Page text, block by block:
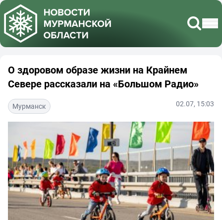
О здоровом образе жизни на Крайнем
Севере рассказали на «Большом Радио»
Мурманск 02.07, 15:03